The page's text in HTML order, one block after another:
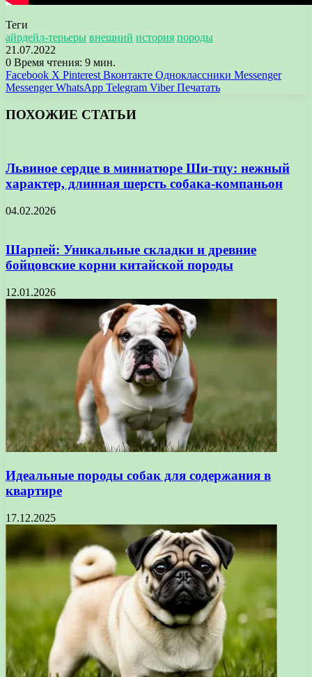
Теги
айрдейл-терьеры внешний история породы
21.07.2022
0 Время чтения: 9 мин.
Facebook X Pinterest Вконтакте Одноклассники Messenger
Messenger WhatsApp Telegram Viber Печатать
ПОХОЖИЕ СТАТЬИ
Львиное сердце в миниатюре Ши-тцу: нежный
характер, длинная шерсть собака-компаньон
04.02.2026
Шарпей: Уникальные складки и древние
бойцовские корни китайской породы
12.01.2026
Идеальные породы собак для содержания в
квартире
17.12.2025